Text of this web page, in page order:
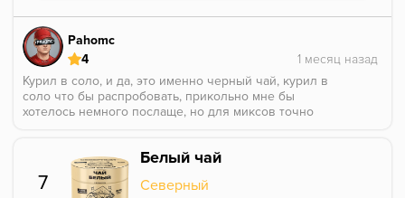
Pahomc
4
Курил в соло, и да, это именно черный чай, курил в
соло что бы распробовать, прикольно мне бы
хотелось немного послаще, но для миксов точно
7
Белый чай
Северный